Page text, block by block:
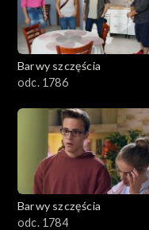
782–800
Barwy szczęścia
odc. 1786
Barwy szczęścia
odc. 1784